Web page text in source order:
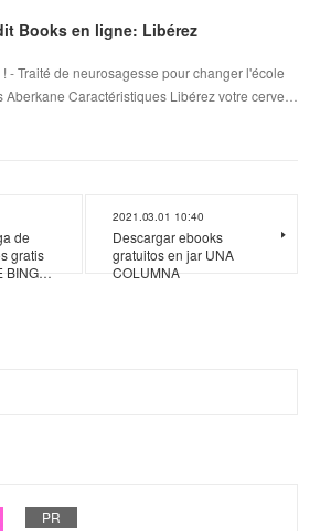
Books en ligne: Libérez
- Traité de neurosagesse pour changer l'école
Aberkane Caractéristiques Libérez votre cerve…
de
gratis
BING…
2021.03.01 10:40
Descargar ebooks
gratuitos en jar UNA
COLUMNA
PR